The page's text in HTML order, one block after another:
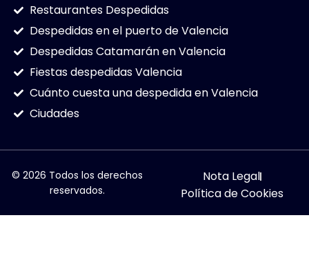
Restaurantes Despedidas
Despedidas en el puerto de Valencia
Despedidas Catamarán en Valencia
Fiestas despedidas Valencia
Cuánto cuesta una despedida en Valencia
Ciudades
© 2026 Todos los derechos
reservados.
Nota Legal
Política de Cookies